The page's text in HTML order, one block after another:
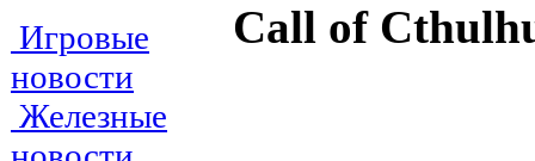
Игровые
новости
Железные
Call of